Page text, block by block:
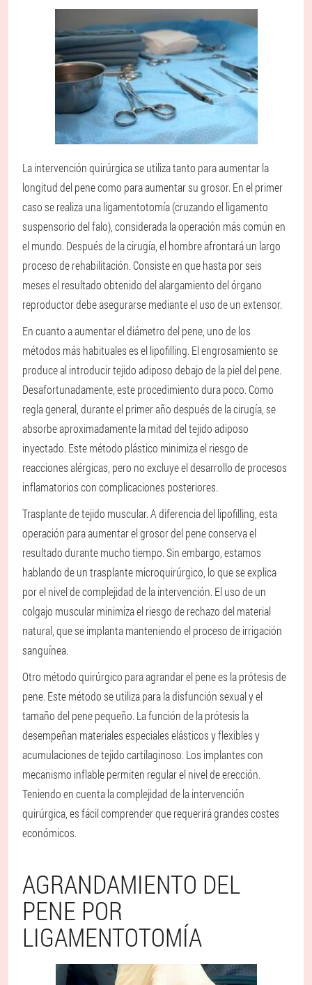
La intervención quirúrgica se utiliza tanto para aumentar la
longitud del pene como para aumentar su grosor. En el primer
caso se realiza una ligamentotomía (cruzando el ligamento
suspensorio del falo), considerada la operación más común en
el mundo. Después de la cirugía, el hombre afrontará un largo
proceso de rehabilitación. Consiste en que hasta por seis
meses el resultado obtenido del alargamiento del órgano
reproductor debe asegurarse mediante el uso de un extensor.
En cuanto a aumentar el diámetro del pene, uno de los
métodos más habituales es el lipofilling. El engrosamiento se
produce al introducir tejido adiposo debajo de la piel del pene.
Desafortunadamente, este procedimiento dura poco. Como
regla general, durante el primer año después de la cirugía, se
absorbe aproximadamente la mitad del tejido adiposo
inyectado. Este método plástico minimiza el riesgo de
reacciones alérgicas, pero no excluye el desarrollo de procesos
inflamatorios con complicaciones posteriores.
Trasplante de tejido muscular. A diferencia del lipofilling, esta
operación para aumentar el grosor del pene conserva el
resultado durante mucho tiempo. Sin embargo, estamos
hablando de un trasplante microquirúrgico, lo que se explica
por el nivel de complejidad de la intervención. El uso de un
colgajo muscular minimiza el riesgo de rechazo del material
natural, que se implanta manteniendo el proceso de irrigación
sanguínea.
Otro método quirúrgico para agrandar el pene es la prótesis de
pene. Este método se utiliza para la disfunción sexual y el
tamaño del pene pequeño. La función de la prótesis la
desempeñan materiales especiales elásticos y flexibles y
acumulaciones de tejido cartilaginoso. Los implantes con
mecanismo inflable permiten regular el nivel de erección.
Teniendo en cuenta la complejidad de la intervención
quirúrgica, es fácil comprender que requerirá grandes costes
económicos.
AGRANDAMIENTO DEL
PENE POR
LIGAMENTOTOMÍA